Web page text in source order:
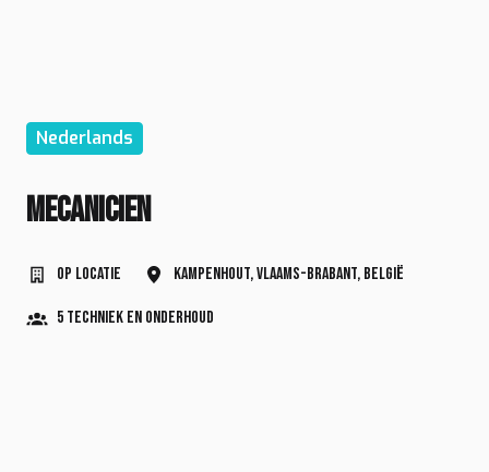
Nederlands
Mecanicien
Op locatie Kampenhout,Vlaams-Brabant, België
5 Techniek en Onderhoud